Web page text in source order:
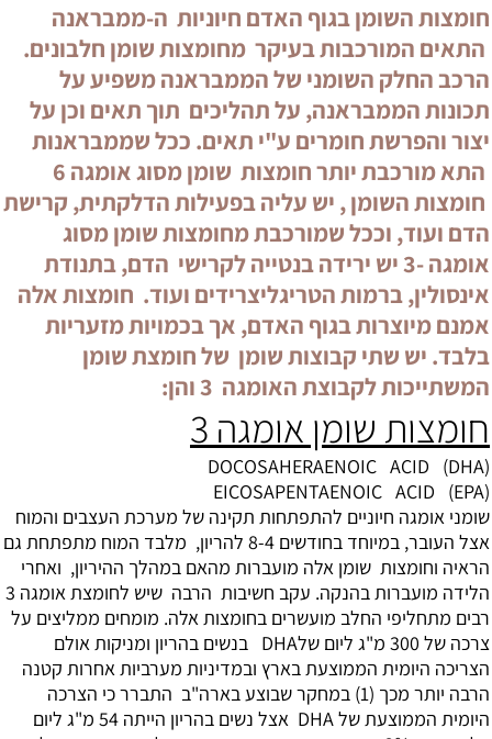
חומצות השומן בגוף האדם חיוניות ה-ממבראנה
התאים המורכבות בעיקר מחומצות שומן חלבונים.
הרכב החלק השומני של הממבראנה משפיע על
תכונות הממבראנה, על תהליכים תוך תאים וכן על
יצור והפרשת חומרים ע"י תאים. ככל שממבראנות
התא מורכבת יותר חומצות שומן מסוג אומגה 6
חומצות השומן , יש עליה בפעילות הדלקתית, קרישת
הדם ועוד, וככל שמורכבת מחומצות שומן מסוג
אומגה -3 יש ירידה בנטייה לקרישי הדם, בתנודת
אינסולין, ברמות הטריגליצרידים ועוד. חומצות אלה
אמנם מיוצרות בגוף האדם, אך בכמויות מזעריות
בלבד. יש שתי קבוצות שומן של חומצת שומן
המשתייכות לקבוצת האומגה 3 והן:
חומצות שומן אומגה 3
(DOCOSAHERAENOIC ACID (DHA
(EICOSAPENTAENOIC ACID (EPA
שומני אומגה חיוניים להתפתחות תקינה של מערכת העצבים והמוח
אצל העובר, במיוחד בחודשים 8-4 להריון, מלבד המוח מתפתחת גם
הראיה וחומצות שומן אלה מועברות מהאם במהלך ההיריון, ואחרי
הלידה מועברות בהנקה. עקב חשיבות הרבה שיש לחומצת אומגה 3
רבים מתחליפי החלב מועשרים בחומצות אלה. מומחים ממליצים על
צרכה של 300 מ"ג ליום שלDHA בנשים בהריון ומניקות אולם
הצריכה היומית הממוצעת בארץ ובמדיניות מערביות אחרות קטנה
הרבה יותר מכך (1) במחקר שבוצע בארה"ב התברר כי הצרכה
היומית הממוצעת של DHA אצל נשים בהריון הייתה 54 מ"ג ליום